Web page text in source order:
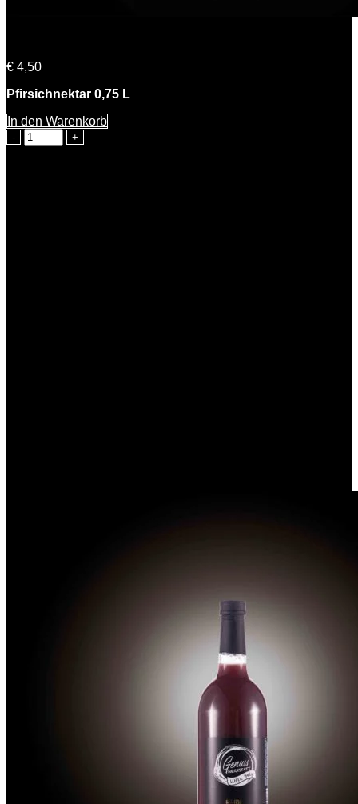
€ 4,50
Pfirsichnektar 0,75 L
In den Warenkorb
Paula
Pfirsich